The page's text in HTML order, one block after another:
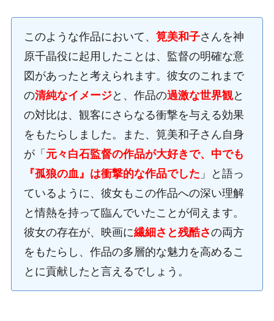
このような作品において、 筧美和子さんを神
原千晶役に起用したことは、監督の明確な意
図があったと考えられます。彼女のこれまで
の清純なイメージと、作品の過激な世界観と
の対比は、観客にさらなる衝撃を与える効果
をもたらしました。また、筧美和子さん自身
が「 元々白石監督の作品が大好きで、中でも
『孤狼の血』は衝撃的な作品でした 」と語っ
ているように、彼女もこの作品への深い理解
と情熱を持って臨んでいたことが伺えます。
彼女の存在が、映画に繊細さと残酷さの両方
をもたらし、作品の多層的な魅力を高めるこ
とに貢献したと言えるでしょう。